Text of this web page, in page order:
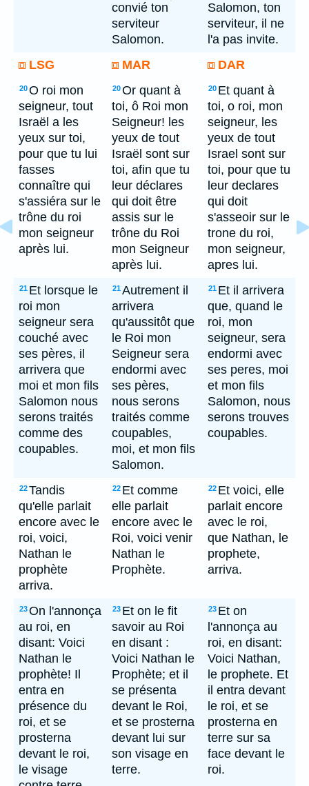
convié ton
serviteur
Salomon.
Salomon, ton
serviteur, il ne
l'a pas invite.
LSG
MAR DAR
20O roi mon
seigneur, tout
Israël a les
yeux sur toi,
pour que tu lui
fasses
connaître qui
s'assiéra sur le
trône du roi
mon seigneur
après lui.
20Or quant à
toi, ô Roi mon
Seigneur! les
yeux de tout
Israël sont sur
toi, afin que tu
leur déclares
qui doit être
assis sur le
trône du Roi
mon Seigneur
après lui.
20 Et quant à
toi, o roi, mon
seigneur, les
yeux de tout
Israel sont sur
toi, pour que tu
leur declares
qui doit
s'asseoir sur le
trone du roi,
mon seigneur,
apres lui.
21 Et lorsque le
roi mon
seigneur sera
couché avec
ses pères, il
arrivera que
moi et mon fils
Salomon nous
serons traités
comme des
coupables.
21Autrement il
arrivera
qu'aussitôt que
le Roi mon
Seigneur sera
endormi avec
ses pères,
nous serons
traités comme
coupables,
moi, et mon fils
Salomon.
21 Et il arrivera
que, quand le
roi, mon
seigneur, sera
endormi avec
ses peres, moi
et mon fils
Salomon, nous
serons trouves
coupables.
22Tandis
qu'elle parlait
encore avec le
roi, voici,
Nathan le
prophète
arriva.
22 Et comme
elle parlait
encore avec le
Roi, voici venir
Nathan le
Prophète.
22 Et voici, elle
parlait encore
avec le roi,
que Nathan, le
prophete,
arriva.
23On l'annonça
au roi, en
disant: Voici
Nathan le
prophète! Il
entra en
présence du
roi, et se
prosterna
devant le roi,
le visage
23 Et on le fit
savoir au Roi
en disant :
Voici Nathan le
Prophète; et il
se présenta
devant le Roi,
et se prosterna
devant lui sur
son visage en
terre.
23 Et on
l'annonça au
roi, en disant:
Voici Nathan,
le prophete. Et
il entra devant
le roi, et se
prosterna en
terre sur sa
face devant le
roi.